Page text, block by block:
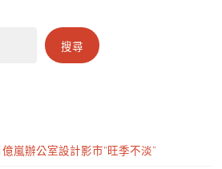
搜尋
嵐辦公室設計影市“旺季不淡”